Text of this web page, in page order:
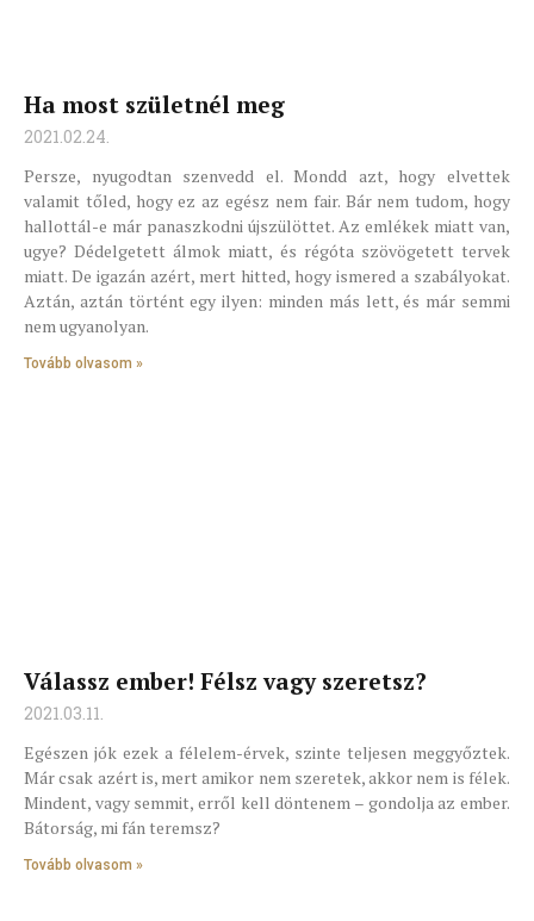
Ha most születnél meg
2021.02.24.
Persze, nyugodtan szenvedd el. Mondd azt, hogy elvettek
valamit tőled, hogy ez az egész nem fair. Bár nem tudom, hogy
hallottál-e már panaszkodni újszülöttet. Az emlékek miatt van,
ugye? Dédelgetett álmok miatt, és régóta szövögetett tervek
miatt. De igazán azért, mert hitted, hogy ismered a szabályokat.
Aztán, aztán történt egy ilyen: minden más lett, és már semmi
nem ugyanolyan.
Tovább olvasom »
Válassz ember! Félsz vagy szeretsz?
2021.03.11.
Egészen jók ezek a félelem-érvek, szinte teljesen meggyőztek.
Már csak azért is, mert amikor nem szeretek, akkor nem is félek.
Mindent, vagy semmit, erről kell döntenem – gondolja az ember.
Bátorság, mi fán teremsz?
Tovább olvasom »